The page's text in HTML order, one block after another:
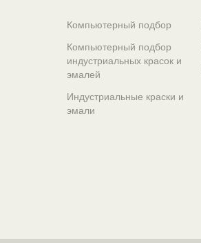
Компьютерный подбор
Компьютерный подбор
индустриальных красок и
эмалей
Индустриальные краски и
эмали